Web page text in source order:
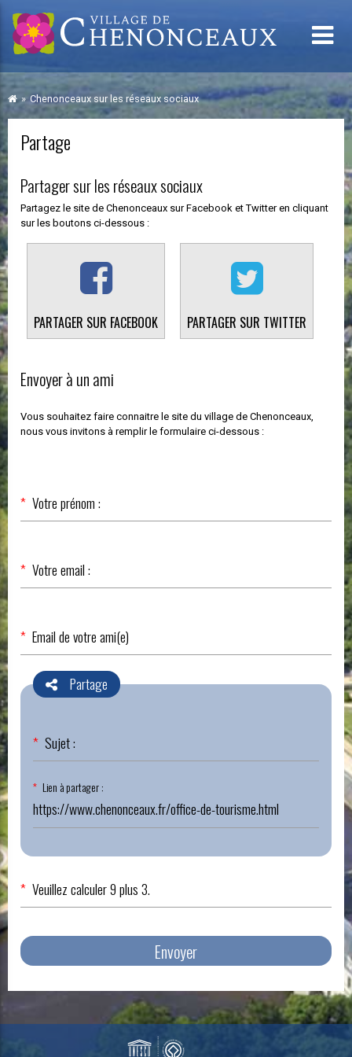
Chenonceaux sur les réseaux sociaux
Partage
Partager sur les réseaux sociaux
Partagez le site de Chenonceaux sur Facebook et Twitter en cliquant
sur les boutons ci-dessous :
PARTAGER SUR FACEBOOK PARTAGER SUR TWITTER
Envoyer à un ami
Vous souhaitez faire connaitre le site du village de Chenonceaux,
nous vous invitons à remplir le formulaire ci-dessous :
Champ
obligatoire
Votre prénom :
*
Champ
obligatoire
Votre email :
*
Champ
obligatoire
Email de votre ami(e)
*
Partage
Champ
obligatoire
Sujet :
*
Champ
obligatoire
Lien à partager :
*
Veuillez calculer 9 plus 3.
*